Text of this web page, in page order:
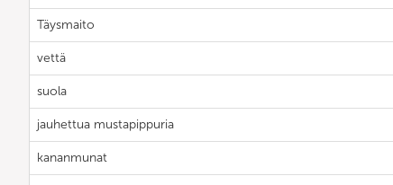
Täysmaito
vettä
suola
jauhettua mustapippuria
kananmunat